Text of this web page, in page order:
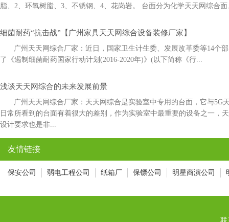
脂、2、环氧树脂、3、不锈钢、4、花岗岩。 台面分为化学天天网综合面
细菌耐药“抗击战”【广州家具天天网综合设备装修厂家】
广州天天网综合厂家：近日，国家卫生计生委、发展改革委等14
了《遏制细菌耐药国家行动计划(2016-2020年)》(以下简称《行...
浅谈天天网综合的未来发展前景
广州天天网综合厂家：天天网综合是实验室中专用的台面，它与
日常所看到的台面有着很大的差别，作为实验室中最重要的设备之一，
设计要求也是非...
友情链接
保安公司 弱电工程公司 纸箱厂 保镖公司 明星商演公司
联